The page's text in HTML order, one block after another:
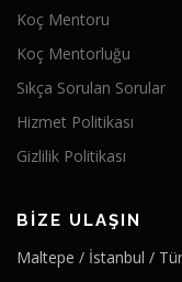
Koç Mentoru
Koç Mentorluğu
Sıkça Sorulan Sorular
Hizmet Politikası
Gizlilik Politikası
BIZE ULAŞIN
Maltepe / İstanbul /